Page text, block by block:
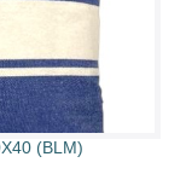
(BLM)